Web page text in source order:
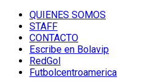
QUIENES SOMOS
STAFF
CONTACTO
Escribe en Bolavip
RedGol
Futbolcentroamerica